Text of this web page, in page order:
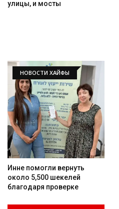
улицы, и мосты
НОВОСТИ ХАЙФЫ
Инне помогли вернуть
около 5,500 шекелей
благодаря проверке